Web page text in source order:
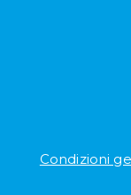
Condizioni